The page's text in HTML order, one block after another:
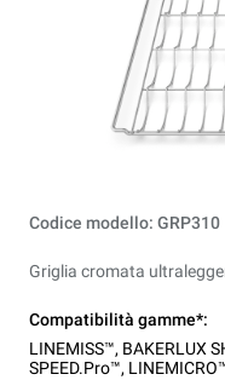
Codice modello: GRP310
Griglia cromata
Compatibilità gamme*:
LINEMISS™, BAKERLUX
SPEED.Pro™,